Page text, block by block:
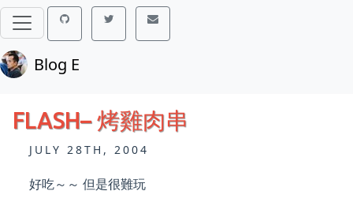
Blog E
FLASH– 烤雞肉串
JULY 28TH, 2004
好吃～～ 但是很難玩